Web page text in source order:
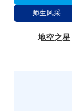
师生风采
地空之